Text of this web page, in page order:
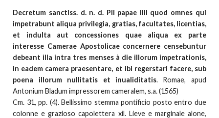
Decretum sanctiss. d. n. d. Pii papae IIII quod omnes qui
impetrabunt aliqua privilegia, gratias, facultates, licentias,
et indulta aut concessiones quae aliqua ex parte
interesse Camerae Apostolicae concernere censebuntur
debeant illa intra tres menses à die illorum impetrationis,
in eadem camera praesentare, et ibi regerstari facere, sub
poena illorum nullitatis et inualiditatis. Romae, apud
Antonium Bladum impressorem cameralem, s.a. (1565)
Cm. 31, pp. (4). Bellissimo stemma pontificio posto entro due
colonne e grazioso capolettera xil. Lieve e marginale alone,